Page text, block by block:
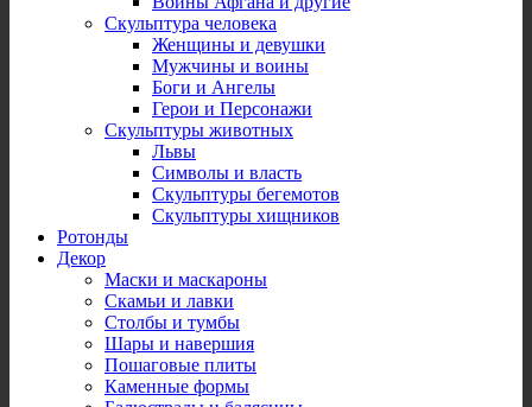
Скульптура человека
Женщины и девушки
Мужчины и воины
Боги и Ангелы
Герои и Персонажи
Скульптуры животных
Львы
Символы и власть
Скульптуры бегемотов
Скульптуры хищников
Ротонды
Декор
Маски и маскароны
Скамьи и лавки
Столбы и тумбы
Шары и навершия
Пошаговые плиты
Каменные формы